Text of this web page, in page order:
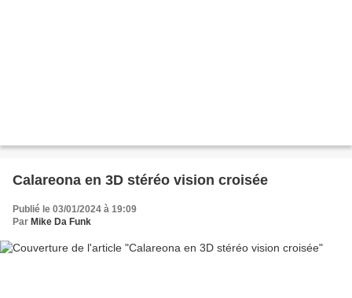
Calareona en 3D stéréo vision croisée
Publié le 03/01/2024 à 19:09
Par Mike Da Funk